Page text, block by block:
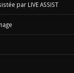
par LIVE ASSIST